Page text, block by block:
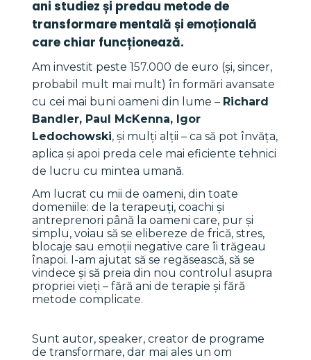
Am investit peste 157.000 de euro (și, sincer,
probabil mult mai mult) în formări avansate
cu cei mai buni oameni din lume – Richard
Bandler, Paul McKenna, Igor
Ledochowski, și mulți alții – ca să pot învăța,
aplica și apoi preda cele mai eficiente tehnici
de lucru cu mintea umană.
Am lucrat cu mii de oameni, din toate
domeniile: de la terapeuți, coachi și
antreprenori până la oameni care, pur și
simplu, voiau să se elibereze de frică, stres,
blocaje sau emoții negative care îi trăgeau
înapoi. I-am ajutat să se regăsească, să se
vindece și să preia din nou controlul asupra
propriei vieți – fără ani de terapie și fără
metode complicate.
Sunt autor, speaker, creator de programe
de transformare, dar mai ales un om
ani studiez și predau metode de
transformare mentală și emoțională
care chiar funcționează.